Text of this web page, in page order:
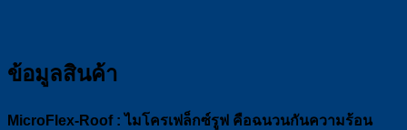
ข้อมูลสินค้า
MicroFlex-Roof : ไมโครเฟล็กซ์รูฟ คือฉนวนกันความร้อน